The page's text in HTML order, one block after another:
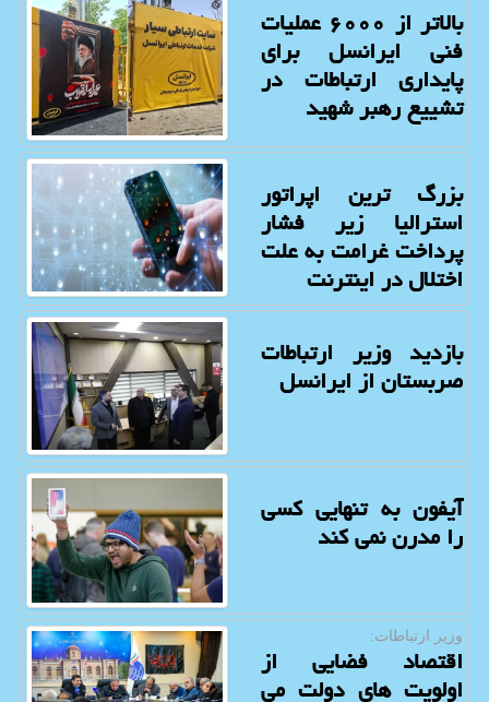
بالاتر از ۶۰۰۰ عملیات
فنی ایرانسل برای
پایداری ارتباطات در
تشییع رهبر شهید
بزرگ ترین اپراتور
استرالیا زیر فشار
پرداخت غرامت به علت
اختلال در اینترنت
بازدید وزیر ارتباطات
صربستان از ایرانسل
آیفون به تنهایی کسی
را مدرن نمی کند
وزیر ارتباطات:
اقتصاد فضایی از
اولویت های دولت می